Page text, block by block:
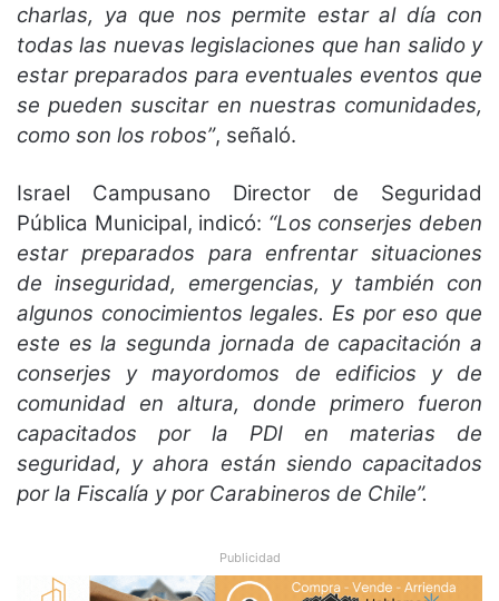
charlas, ya que nos permite estar al día con
todas las nuevas legislaciones que han salido y
estar preparados para eventuales eventos que
se pueden suscitar en nuestras comunidades,
como son los robos”, señaló.
Israel Campusano Director de Seguridad
Pública Municipal, indicó: “Los conserjes deben
estar preparados para enfrentar situaciones
de inseguridad, emergencias, y también con
algunos conocimientos legales. Es por eso que
este es la segunda jornada de capacitación a
conserjes y mayordomos de edificios y de
comunidad en altura, donde primero fueron
capacitados por la PDI en materias de
seguridad, y ahora están siendo capacitados
por la Fiscalía y por Carabineros de Chile”.
Publicidad